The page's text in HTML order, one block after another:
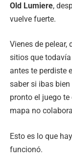
Old Lumiere,
vuelve fuerte.
Vienes de pelear,
sitios que
antes te perdiste
saber si ibas
pronto el juego te
mapa no
Esto es lo que
funcionó.